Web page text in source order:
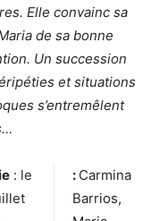
Elle convainc sa
de sa bonne
Un succession
et situations
s’entremêlent
: le
: Carmina
Barrios,